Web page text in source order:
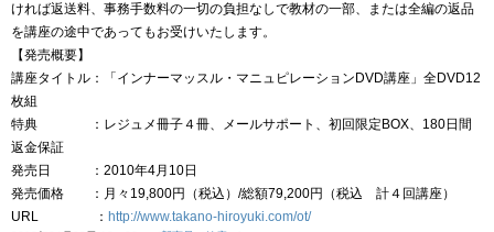
ければ返送料、事務手数料の一切の負担なしで教材の一部、または全編の返品
を講座の途中であってもお受けいたします。
【発売概要】
講座タイトル：「インナーマッスル・マニュピレーションDVD講座」全DVD12
枚組
特典 ：レジュメ冊子４冊、メールサポート、初回限定BOX、180日間
返金保証
発売日 ：2010年4月10日
発売価格 ：月々19,800円（税込）/総額79,200円（税込 計４回講座）
URL ： http://www.takano-hiroyuki.com/ot/